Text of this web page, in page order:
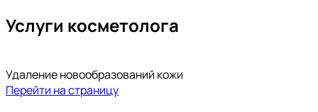
Услуги косметолога
Удаление новообразований кожи
Перейти на страницу